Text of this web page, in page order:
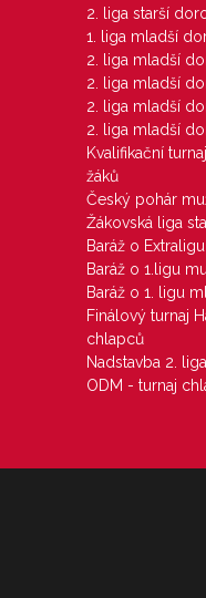
2. liga starší
1. liga mladší
2. liga mladší
2. liga mladší
2. liga mladší
2. liga mladší
Kvalifikační
žáků
Český pohár
Žákovská liga
Baráž o
Baráž o 1.ligu
Baráž o 1. ligu
Finálový turnaj
chlapců
Nadstavba 2.
ODM - turnaj